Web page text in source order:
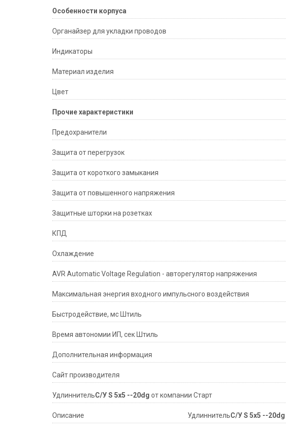
Особенности корпуса
Органайзер для укладки проводов
Индикаторы
Материал изделия
Цвет
Прочие характеристики
Предохранители
Защита от перегрузок
Защита от короткого замыкания
Защита от повышенного напряжения
Защитные шторки на розетках
КПД
Охлаждение
AVR Automatic Voltage Regulation - авторегулятор напряжения
Максимальная энергия входного импульсного воздействия
Быстродействие, мс Штиль
Время автономии ИП, сек Штиль
Дополнительная информация
Сайт производителя
УдлиннительС/У S 5x5 --20dg от компании Старт
Описание УдлиннительС/У S 5x5 --20dg